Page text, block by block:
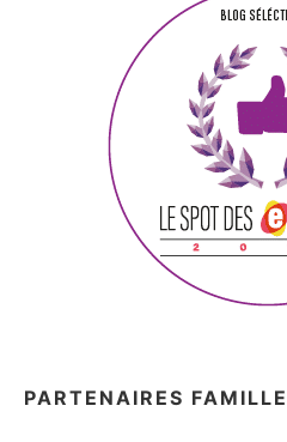
PARTENAIRES FAMILLE